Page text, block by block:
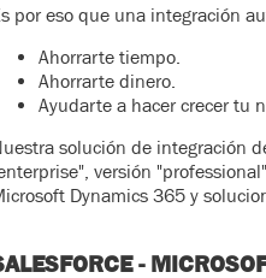
por eso que una integración
Ahorrarte tiempo.
Ahorrarte dinero.
Ayudarte a hacer crecer tu
solución de integración
versión
Dynamics 365 y
-